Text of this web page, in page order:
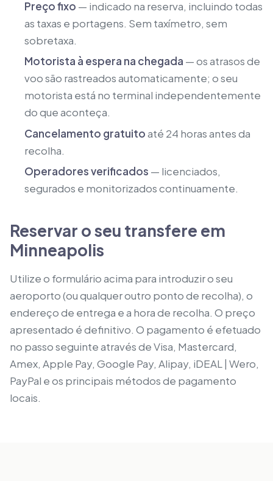
Preço fixo — indicado na reserva, incluindo todas
as taxas e portagens. Sem taxímetro, sem
sobretaxa.
Motorista à espera na chegada — os atrasos de
voo são rastreados automaticamente; o seu
motorista está no terminal independentemente
do que aconteça.
Cancelamento gratuitoaté 24 horas antes da
recolha.
Operadores verificados — licenciados,
segurados e monitorizados continuamente.
Reservar o seu transfere em
Minneapolis
Utilize o formulário acima para introduzir o seu
aeroporto (ou qualquer outro ponto de recolha), o
endereço de entrega e a hora de recolha. O preço
apresentado é definitivo. O pagamento é efetuado
no passo seguinte através de Visa, Mastercard,
Amex, Apple Pay, Google Pay, Alipay, iDEAL | Wero,
PayPal e os principais métodos de pagamento
locais.